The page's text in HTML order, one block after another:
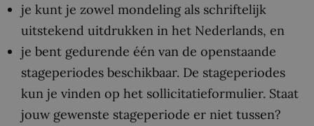
je kunt je zowel mondeling als schriftelijk
uitstekend uitdrukken in het Nederlands, en
je bent gedurende één van de openstaande
stageperiodes beschikbaar. De stageperiodes
kun je vinden op het sollicitatieformulier. Staat
jouw gewenste stageperiode er niet tussen?